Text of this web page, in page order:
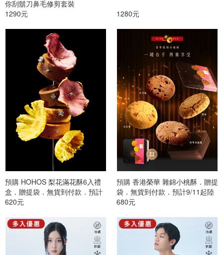
你刮鬍刀鼻毛修剪套裝
1290元
1280元
預購 HOHOS 梨花滿花酥6入禮
盒．贈提袋．無貨到付款．預計
9/11起陸續出貨
620元
預購 香港榮華 雜錦小桃酥．贈提
袋．無貨到付款．預計9/11起陸
續出貨
680元